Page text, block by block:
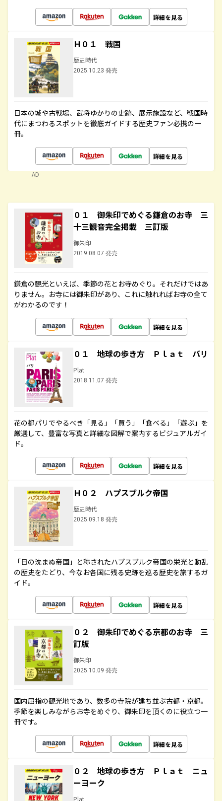
詳細を見る
Ｈ０１ 戦国
歴史時代
2025.10.23 発売
日本の城や古戦場、武将ゆかりの史跡、展示施設など、戦国時
代にまつわるスポットを徹底ガイドする歴史ファン必携の一
冊。
詳細を見る
AD
０１ 御朱印でめぐる鎌倉のお寺 三
十三観音完全掲載 三訂版
御朱印
2019.08.07 発売
鎌倉の観光といえば、季節の花とお寺めぐり。それだけではあ
りません。お寺には御朱印があり、これに触れればお寺の全て
がわかるのです！
詳細を見る
０１ 地球の歩き方 Ｐｌａｔ パリ
Plat
2018.11.07 発売
花の都パリでやるべき「見る」「買う」「食べる」「遊ぶ」を
厳選して、豊富な写真と詳細な図解で案内するビジュアルガイ
ド。
詳細を見る
Ｈ０２ ハプスブルク帝国
歴史時代
2025.09.18 発売
「日の沈まぬ帝国」と称されたハプスブルク帝国の栄光と動乱
の歴史をたどり、今なお各国に残る史跡を巡る歴史を旅するガ
イド。
詳細を見る
０２ 御朱印でめぐる京都のお寺 三
訂版
御朱印
2025.10.09 発売
国内屈指の観光地であり、数多の寺院が建ち並ぶ古都・京都。
季節を楽しみながらお寺をめぐり、御朱印を頂くのに役立つ一
冊です。
詳細を見る
０２ 地球の歩き方 Ｐｌａｔ ニュ
ーヨーク
Plat